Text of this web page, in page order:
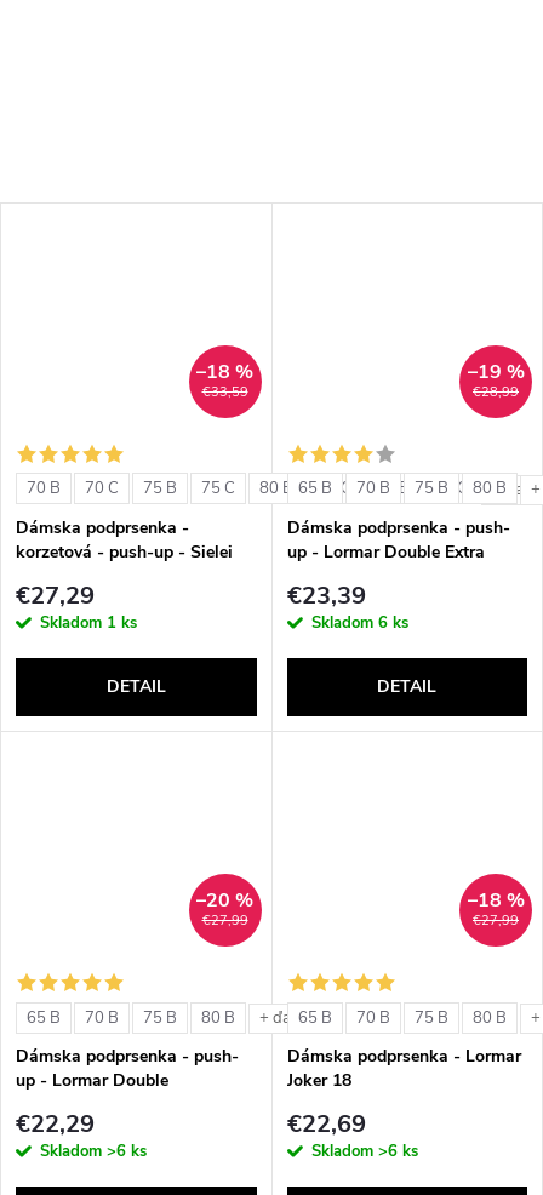
€33,59
–18 %
70 B 70 C 75 B 75 C 80 B 80 C 85 B 85 C +
Dámska podprsenka -
korzetová - push-up - Sielei
€27,29
Skladom 1 ks
DETAIL
€28,99
–19 %
65 B 70 B 75 B 80 B
Dámska podprsenka - push-
up - Lormar Double Extra
€23,39
Skladom 6 ks
DETAIL
€27,99
–20 %
65 B 70 B 75 B 80 B + ďalšie
Dámska podprsenka - push-
up - Lormar Double
€22,29
Skladom >6 ks
€27,99
–18 %
65 B 70 B 75 B 80 B
Dámska podprsenka - Lormar
Joker 18
€22,69
Skladom >6 ks